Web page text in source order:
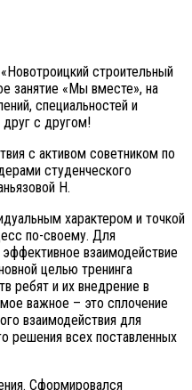
строительный
занятие «Мы вместе», на
специальностей и
с другом!
с активом советником по
студенческого
Н.
характером и точкой
по-своему. Для
взаимодействие
целью тренинга
ребят и их внедрение в
важное – это сплочение
взаимодействия для
решения всех поставленных
Сформировался